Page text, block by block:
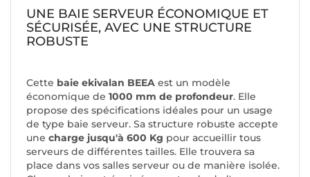
UNE BAIE SERVEUR ÉCONOMIQUE ET
SÉCURISÉE, AVEC UNE STRUCTURE
ROBUSTE
Cette baie ekivalan BEEA est un modèle
économique de 1000 mm de profondeur. Elle
propose des spécifications idéales pour un usage
de type baie serveur. Sa structure robuste accepte
une charge jusqu'à 600 Kg pour accueillir tous
serveurs de différentes tailles. Elle trouvera sa
place dans vos salles serveur ou de manière isolée.